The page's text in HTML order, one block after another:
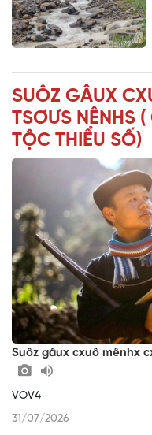
SUÔZ GÂUX
TSƠƯS NÊNHS
TỘC THIỂU SỐ)
Suôz gâux cxuô mênhx
VOV4
31/07/2026